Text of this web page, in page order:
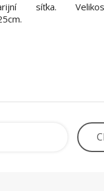
síťka.